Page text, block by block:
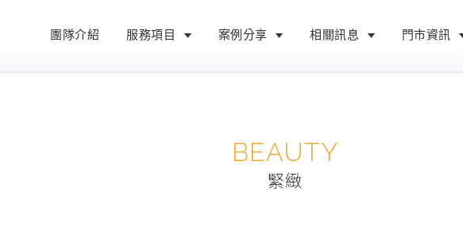
團隊介紹 服務項目 案例分享 相關訊息 門市資訊
BEAUTY
緊緻